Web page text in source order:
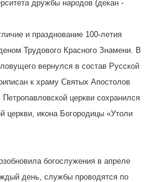
дружбы народов (декан -
Авдошин),
празднование 100-летия
Трудового Красного Знамени. В
вернулся в состав Русской
к храму Святых Апостолов
церкви сохранился
церкви, икона Богородицы «Утоли
богослужения в апреле
день, службы проводятся по